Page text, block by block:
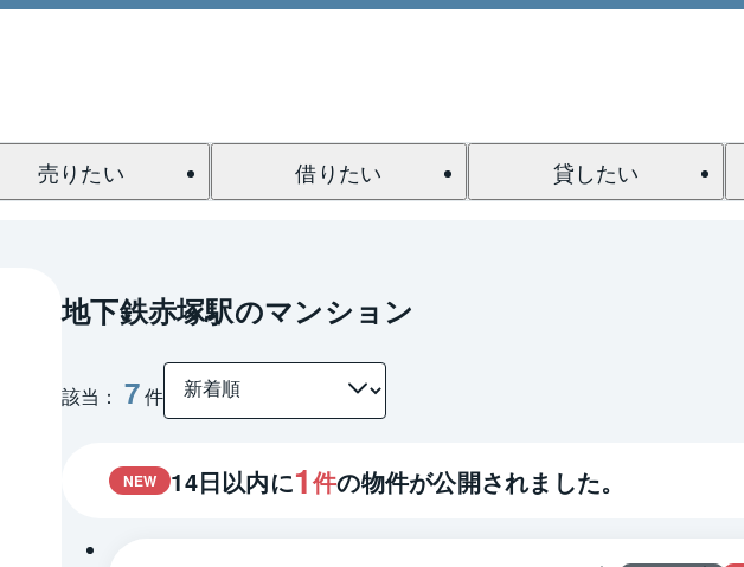
売りたい 借りたい 貸したい
地下鉄赤塚駅のマンション
該当： 7件
NEW 14日以内に1件の物件が公開されました。